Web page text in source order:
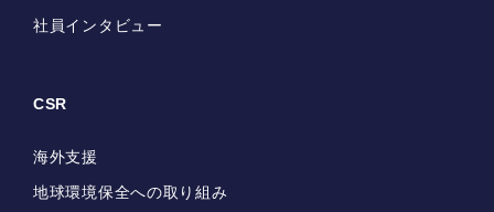
社員インタビュー
CSR
海外支援
地球環境保全への取り組み